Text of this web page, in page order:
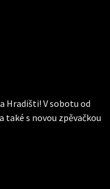
Hradišti! V sobotu od
také s novou zpěvačkou